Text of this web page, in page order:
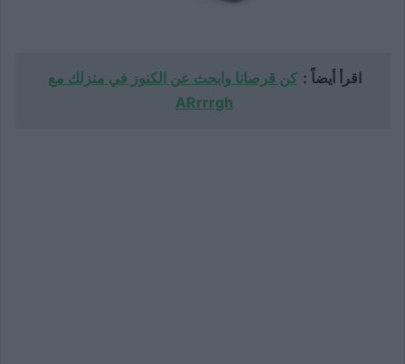
اقرأ أيضاً : كن قرصانا وابحث عن الكنوز في منزلك مع
ARrrrgh